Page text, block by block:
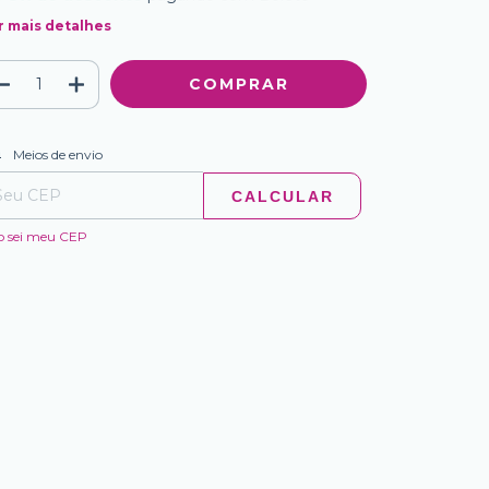
mais detalhes
para o CEP:
Meios de envio
CALCULAR
sei meu CEP